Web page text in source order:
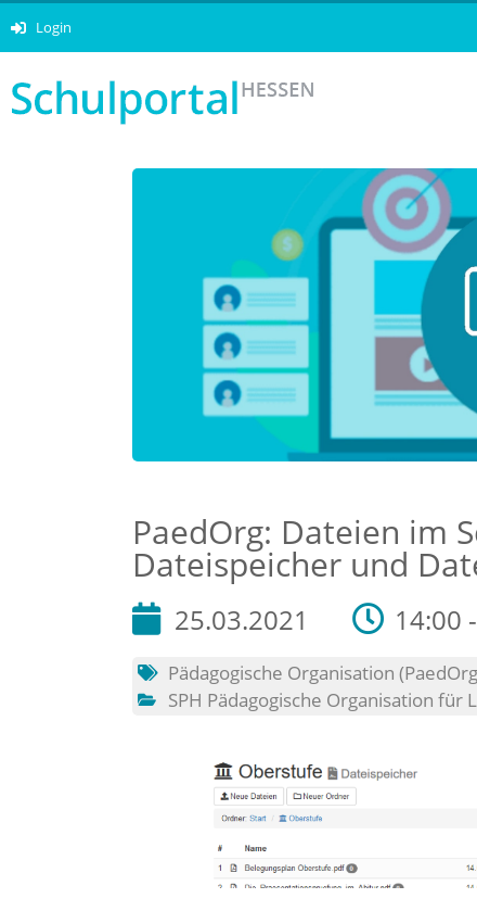
Login
PaedOrg: Dateien im
Dateispeicher und
25.03.2021 14:00
Pädagogische Organisation
SPH Pädagogische Organisation für